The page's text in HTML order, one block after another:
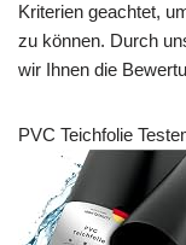
Kriterien geachtet,
zu können. Durch
wir Ihnen die
PVC Teichfolie